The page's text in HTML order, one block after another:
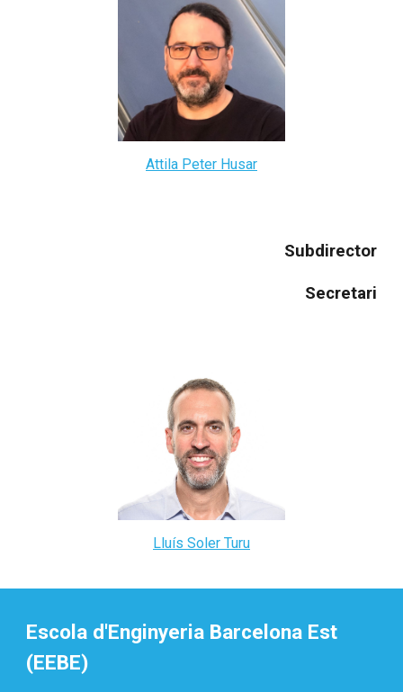
Attila Peter Husar
Subdirector
Secretari
Lluís Soler Turu
Escola d'Enginyeria Barcelona Est
(EEBE)